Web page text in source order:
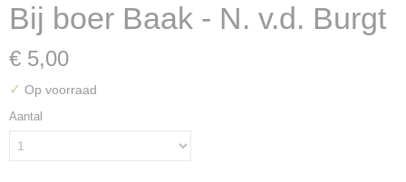
Bij boer Baak - N. v.d. Burgt
€ 5,00
✓ Op voorraad
Aantal